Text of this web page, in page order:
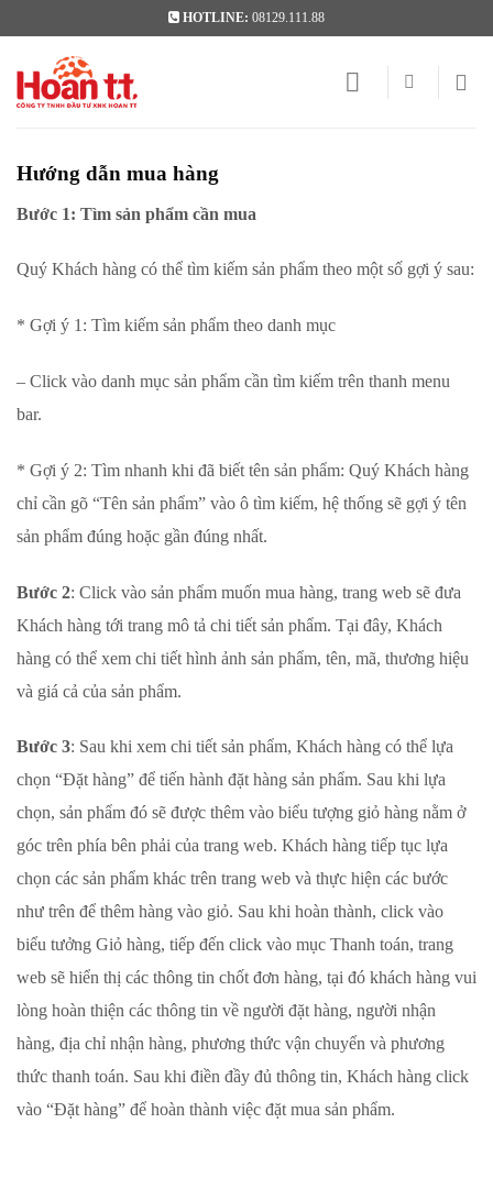
to
content
HOTLINE: 08129.111.88
Hướng dẫn mua hàng
Bước 1: Tìm sản phẩm cần mua
Quý Khách hàng có thể tìm kiếm sản phẩm theo một số gợi ý sau:
* Gợi ý 1: Tìm kiếm sản phẩm theo danh mục
– Click vào danh mục sản phẩm cần tìm kiếm trên thanh menu
bar.
* Gợi ý 2: Tìm nhanh khi đã biết tên sản phẩm: Quý Khách hàng
chỉ cần gõ “Tên sản phẩm” vào ô tìm kiếm, hệ thống sẽ gợi ý tên
sản phẩm đúng hoặc gần đúng nhất.
Bước 2: Click vào sản phẩm muốn mua hàng, trang web sẽ đưa
Khách hàng tới trang mô tả chi tiết sản phẩm. Tại đây, Khách
hàng có thể xem chi tiết hình ảnh sản phẩm, tên, mã, thương hiệu
và giá cả của sản phẩm.
Bước 3: Sau khi xem chi tiết sản phẩm, Khách hàng có thể lựa
chọn “Đặt hàng” để tiến hành đặt hàng sản phẩm. Sau khi lựa
chọn, sản phẩm đó sẽ được thêm vào biểu tượng giỏ hàng nằm ở
góc trên phía bên phải của trang web. Khách hàng tiếp tục lựa
chọn các sản phẩm khác trên trang web và thực hiện các bước
như trên để thêm hàng vào giỏ. Sau khi hoàn thành, click vào
biểu tưởng Giỏ hàng, tiếp đến click vào mục Thanh toán, trang
web sẽ hiển thị các thông tin chốt đơn hàng, tại đó khách hàng vui
lòng hoàn thiện các thông tin về người đặt hàng, người nhận
hàng, địa chỉ nhận hàng, phương thức vận chuyển và phương
thức thanh toán. Sau khi điền đầy đủ thông tin, Khách hàng click
vào “Đặt hàng” để hoàn thành việc đặt mua sản phẩm.